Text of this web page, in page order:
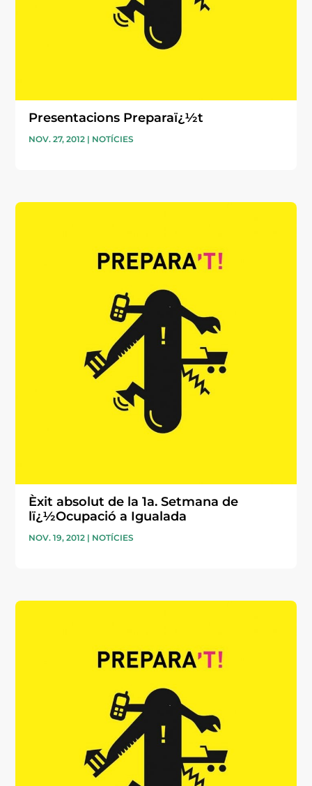
Presentacions Preparaï¿½t
NOV. 27, 2012 | NOTÍCIES
Èxit absolut de la 1a. Setmana de
lï¿½Ocupació a Igualada
NOV. 19, 2012 | NOTÍCIES